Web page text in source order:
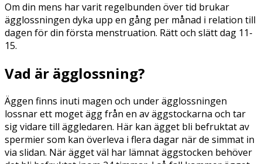
Om din mens har varit regelbunden över tid brukar
ägglossningen dyka upp en gång per månad i relation till
dagen för din första menstruation. Rätt och slätt dag 11-
15.
Vad är ägglossning?
Äggen finns inuti magen och under ägglossningen
lossnar ett moget ägg från en av äggstockarna och tar
sig vidare till äggledaren. Här kan ägget bli befruktat av
spermier som kan överleva i flera dagar när de simmat in
via slidan. När ägget väl har lämnat äggstocken behöver